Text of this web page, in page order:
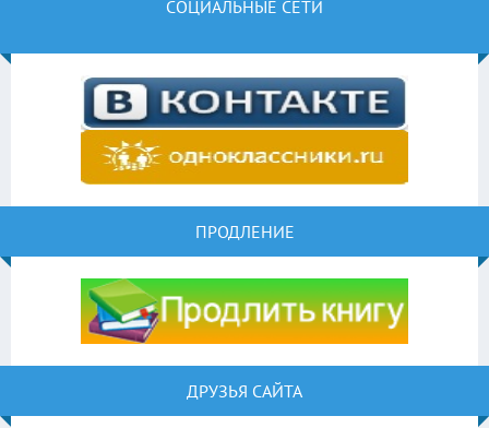
СОЦИАЛЬНЫЕ СЕТИ
ПРОДЛЕНИЕ
ДРУЗЬЯ САЙТА